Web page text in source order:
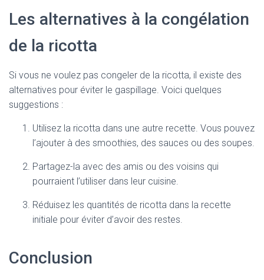
Les alternatives à la congélation
de la ricotta
Si vous ne voulez pas congeler de la ricotta, il existe des
alternatives pour éviter le gaspillage. Voici quelques
suggestions :
Utilisez la ricotta dans une autre recette. Vous pouvez
l’ajouter à des smoothies, des sauces ou des soupes.
Partagez-la avec des amis ou des voisins qui
pourraient l’utiliser dans leur cuisine.
Réduisez les quantités de ricotta dans la recette
initiale pour éviter d’avoir des restes.
Conclusion